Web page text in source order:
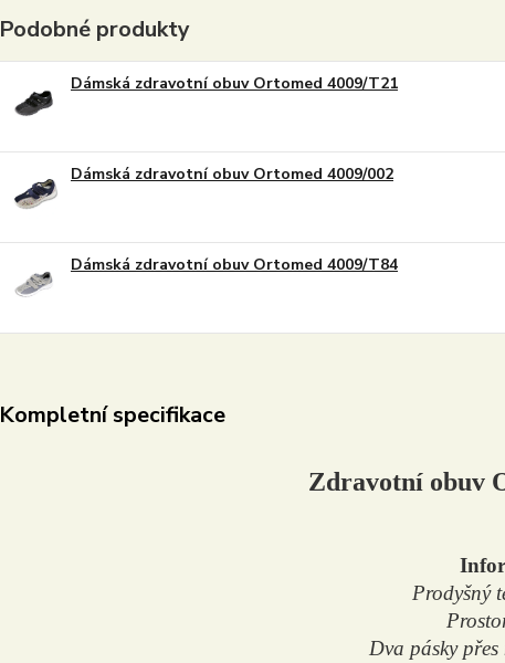
Podobné produkty
Dámská zdravotní obuv Ortomed 4009/T21
Dámská zdravotní obuv Ortomed 4009/002
Dámská zdravotní obuv Ortomed 4009/T84
Kompletní specifikace
Zdravotní obuv
Prodyšný
Dva pásky přes